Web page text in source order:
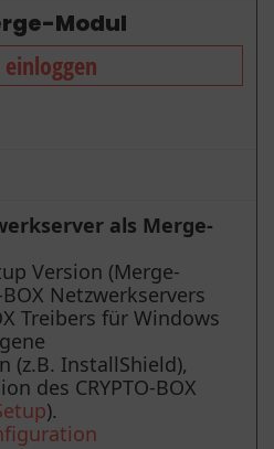
Modul
als Merge-
Version (Merge-
Netzwerkservers
Treibers für Windows
(z.B. InstallShield),
des CRYPTO-BOX
).